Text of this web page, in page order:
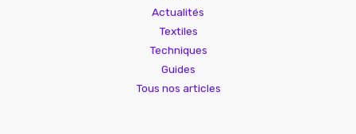
Actualités
Textiles
Techniques
Guides
Tous nos articles